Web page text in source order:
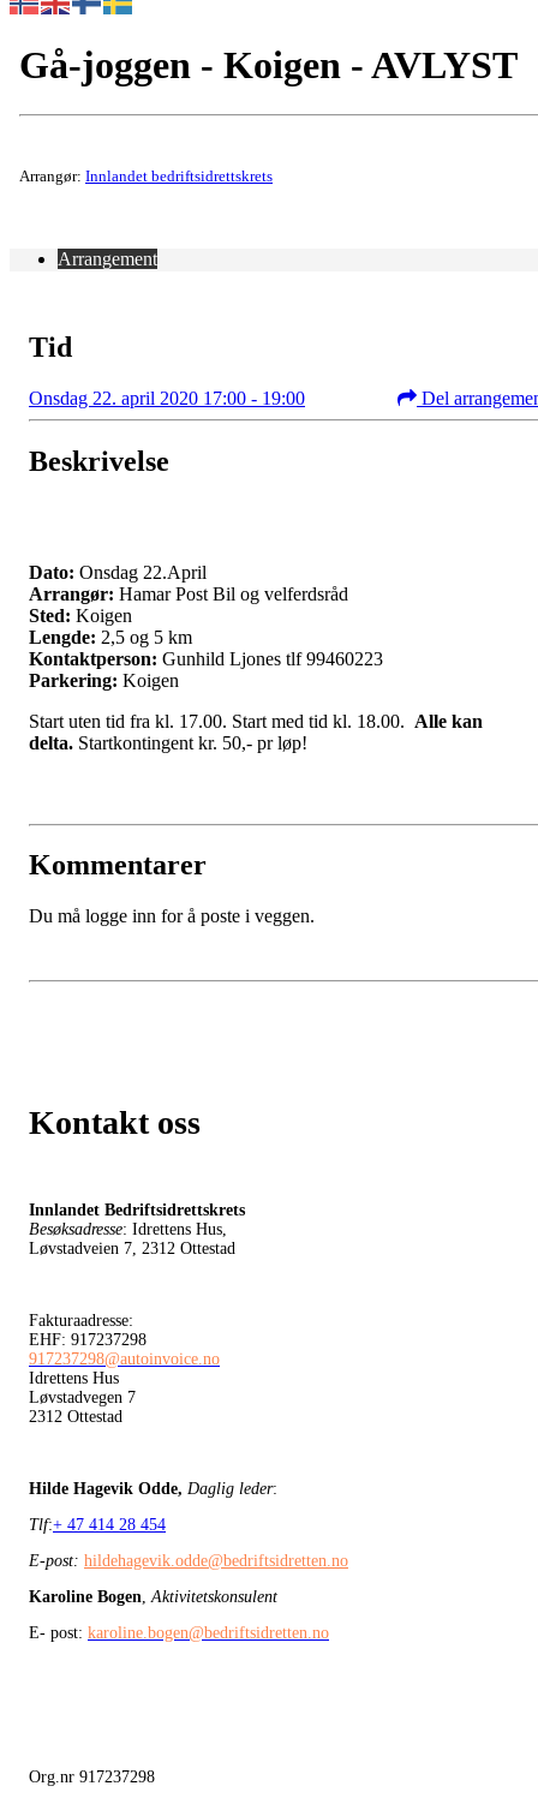
Gå-joggen - Koigen - AVLYST
Arrangør: Innlandet bedriftsidrettskrets
Arrangement
Tid
Onsdag 22. april 2020 17:00 - 19:00 Del
Beskrivelse
Dato: Onsdag 22.April
Arrangør: Hamar Post Bil og velferdsråd
Sted: Koigen
Lengde: 2,5 og 5 km
Kontaktperson: Gunhild Ljones tlf 99460223
Parkering: Koigen
Start uten tid fra kl. 17.00. Start med tid kl. 18.00. Alle kan
delta. Startkontingent kr. 50,- pr løp!
Kommentarer
Du må logge inn for å poste i veggen.
Kontakt oss
Innlandet Bedriftsidrettskrets
Besøksadresse: Idrettens Hus,
Løvstadveien 7, 2312 Ottestad
Fakturaadresse:
EHF: 917237298
917237298@autoinvoice.no
Idrettens Hus
Løvstadvegen 7
2312 Ottestad
Hilde Hagevik Odde, Daglig leder:
Tlf:+ 47 414 28 454
E-post: hildehagevik.odde@bedriftsidretten.no
Karoline Bogen Aktivitetskonsulent
E- post: karoline.bogen@bedriftsidretten.no
Org.nr 917237298